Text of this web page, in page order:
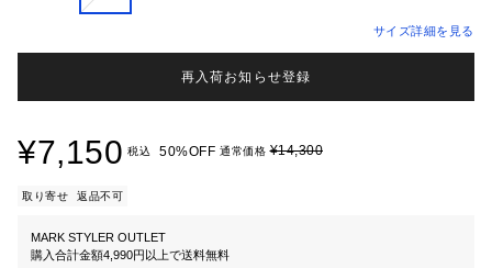
サイズ詳細を見る
再入荷お知らせ登録
¥7,150 税込 50%OFF 通常価格¥14,300
取り寄せ 返品不可
MARK STYLER OUTLET
購入合計金額4,990円以上で送料無料